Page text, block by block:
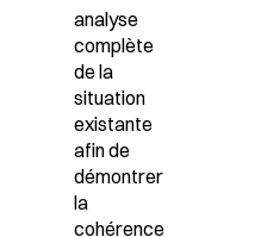
analyse
complète
de la
situation
existante
afin de
démontrer
la
cohérence